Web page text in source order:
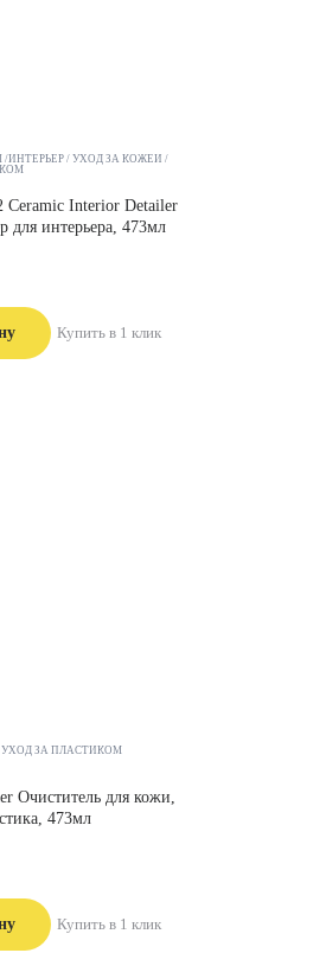
/ИНТЕРЬЕР
УХОД ЗА КОЖЕЙ
Ceramic Interior Detailer
для интерьера, 473мл
Купить в 1 клик
УХОД ЗА ПЛАСТИКОМ
Очиститель для кожи,
473мл
Купить в 1 клик